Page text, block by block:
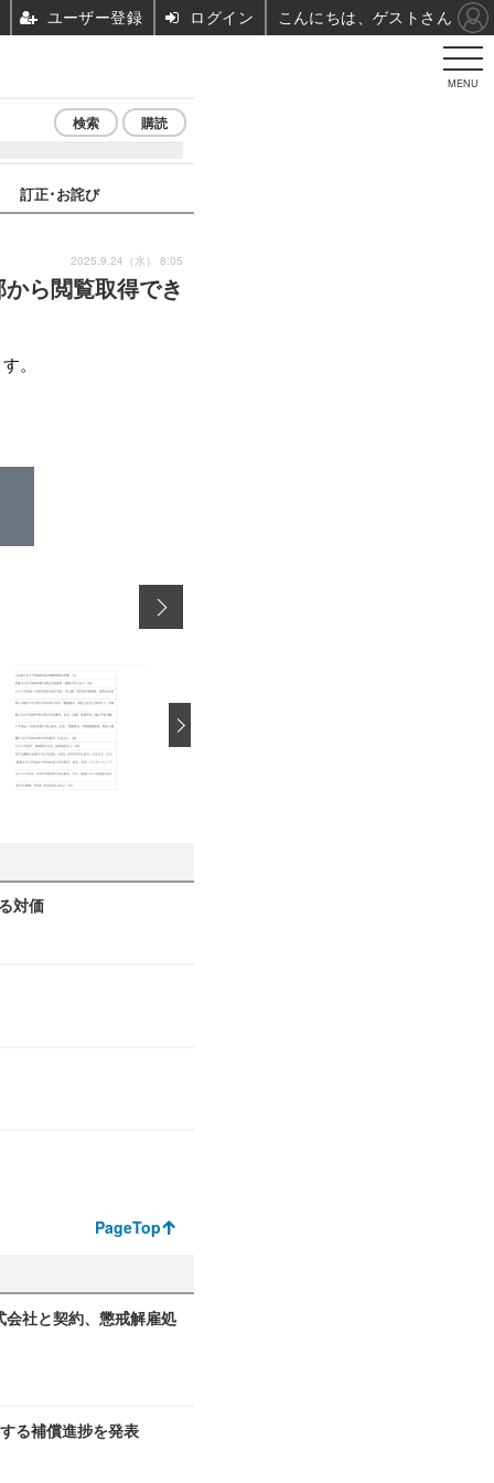
MENU
検索 購読
訂正･お詫び
ら閲覧取得でき
2025.9.24（水） 8:05
。
対価
PageTop
会社と契約、懲戒解雇処
る補償進捗を発表
ユーザー登録 ログイン こんにちは、ゲストさん